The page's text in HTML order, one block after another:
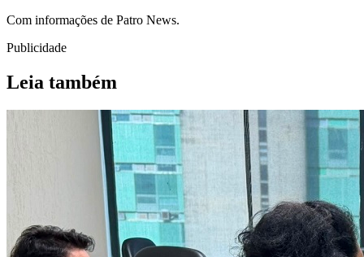
Com informações de Patro News.
Publicidade
Leia também